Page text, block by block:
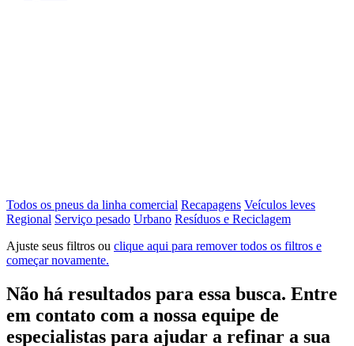
Todos os pneus da linha comercial Recapagens Veículos leves
Regional Serviço pesado Urbano Resíduos e Reciclagem
Ajuste seus filtros ou clique aqui para remover todos os filtros e
começar novamente.
Não há resultados para essa busca. Entre
em contato com a nossa equipe de
especialistas para ajudar a refinar a sua